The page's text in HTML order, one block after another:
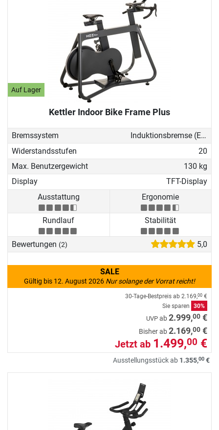
Auf Lager
Kettler Indoor Bike Frame Plus
Bremssystem
Induktionsbremse (EMS)
Widerstandsstufen
20
Max. Benutzergewicht
130 kg
Display
TFT-Display
Ausstattung
Ergonomie
Rundlauf Stabilität
Bewertungen (2) 5,0
SALE
Gültig bis 12. August 2026 Nur solange der Vorrat reicht!
30-Tage-Bestpreis ab 2.169,00 €
Sie sparen
30%
UVP ab2.999,00 €
Bisher ab2.169,00 €
Jetzt ab 1.499,00 €
Ausstellungsstück ab 1.355,00 €